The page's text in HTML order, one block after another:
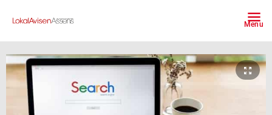
Menu